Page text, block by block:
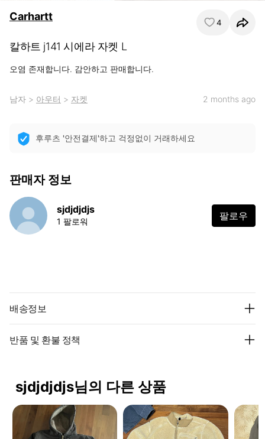
Carhartt 4
칼하트 j141 시에라 자켓 L
오염 존재합니다. 감안하고 판매합니다.
남자 > 아우터 > 자켓 2 months ago
후루츠 '안전결제'하고 걱정없이 거래하세요
판매자 정보
sjdjdjdjs
1 팔로워 팔로우
배송정보
반품 및 환불 정책
sjdjdjdjs님의 다른 상품